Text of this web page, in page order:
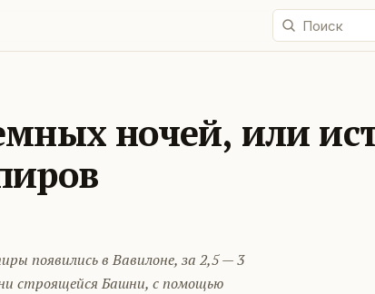
ночей, или
появились в Вавилоне, за 2,5 — 3
строящейся Башни, с помощью